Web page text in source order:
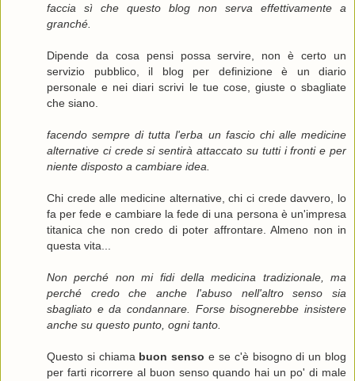
faccia sì che questo blog non serva effettivamente a
granché.
Dipende da cosa pensi possa servire, non è certo un
servizio pubblico, il blog per definizione è un diario
personale e nei diari scrivi le tue cose, giuste o sbagliate
che siano.
facendo sempre di tutta l'erba un fascio chi alle medicine
alternative ci crede si sentirà attaccato su tutti i fronti e per
niente disposto a cambiare idea.
Chi crede alle medicine alternative, chi ci crede davvero, lo
fa per fede e cambiare la fede di una persona è un'impresa
titanica che non credo di poter affrontare. Almeno non in
questa vita...
Non perché non mi fidi della medicina tradizionale, ma
perché credo che anche l'abuso nell'altro senso sia
sbagliato e da condannare. Forse bisognerebbe insistere
anche su questo punto, ogni tanto.
Questo si chiama buon senso e se c'è bisogno di un blog
per farti ricorrere al buon senso quando hai un po' di male